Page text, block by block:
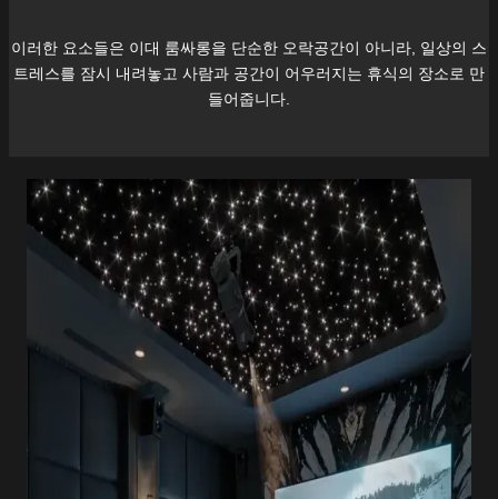
이러한 요소들은 이대 룸싸롱을 단순한 오락공간이 아니라, 일상의 스
트레스를 잠시 내려놓고 사람과 공간이 어우러지는 휴식의 장소로 만
들어줍니다.